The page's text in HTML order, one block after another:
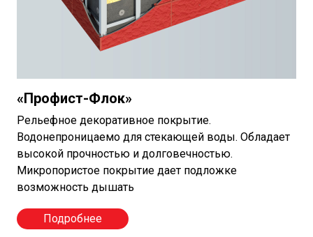
«Профист-Флок»
Рельефное декоративное покрытие.
Водонепроницаемо для стекающей воды. Обладает
высокой прочностью и долговечностью.
Микропористое покрытие дает подложке
возможность дышать
Подробнее